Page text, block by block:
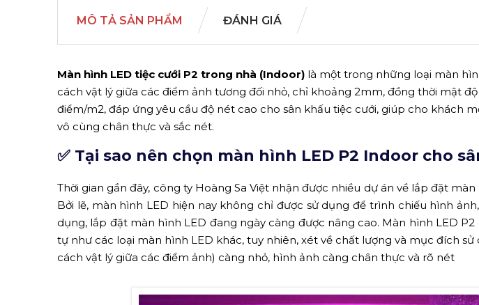
MÔ TẢ SẢN PHẨM ĐÁNH GIÁ
Màn hình LED tiệc cưới P2 trong nhà (Indoor) là một trong những loại màn
cách vật lý giữa các điểm ảnh tương đối nhỏ, chỉ khoảng 2mm, đồng thời mật
điểm/m2, đáp ứng yêu cầu độ nét cao cho sân khấu tiệc cưới, giúp cho khách
vô cùng chân thực và sắc nét.
✅ Tại sao nên chọn màn hình LED P2 Indoor cho
Thời gian gần đây, công ty Hoàng Sa Việt nhận được nhiều dự án về lắp đặt
Bởi lẽ, màn hình LED hiện nay không chỉ được sử dụng để trình chiếu hình
dụng, lắp đặt màn hình LED đang ngày càng được nâng cao. Màn hình LED
tự như các loại màn hình LED khác, tuy nhiên, xét về chất lượng và mục đích
cách vật lý giữa các điểm ảnh) càng nhỏ, hình ảnh càng chân thực và rõ nét